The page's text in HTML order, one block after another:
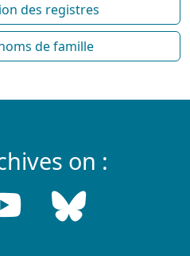
des registres
de famille
on :